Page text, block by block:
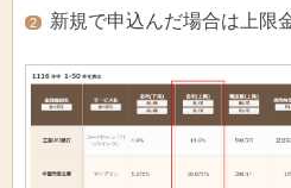
2 新規で申込んだ場合は上限